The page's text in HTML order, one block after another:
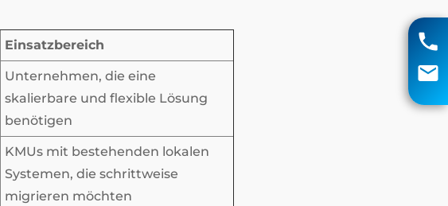
Einsatzbereich
Unternehmen, die eine
skalierbare und flexible Lösung
benötigen
KMUs mit bestehenden lokalen
Systemen, die schrittweise
migrieren möchten